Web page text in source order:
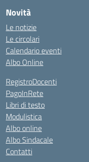
Novità
Le notizie
Le circolari
Calendario eventi
Albo Online
RegistroDocenti
PagoInRete
Libri di testo
Modulistica
Albo online
Albo Sindacale
Contatti